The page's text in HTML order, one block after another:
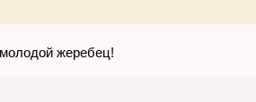
жеребец!